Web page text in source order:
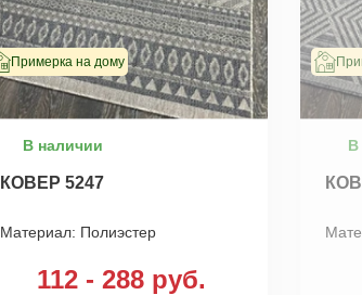
Примерка на дому
В наличии
КОВЕР 5247
Материал: Полиэстер
112 - 288 руб.
В